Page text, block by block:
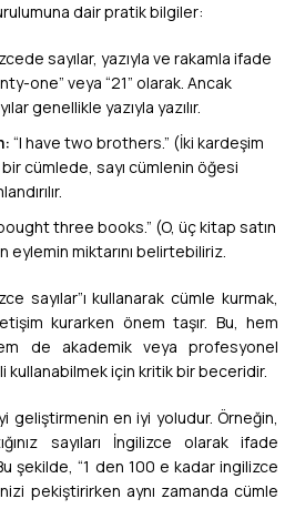
dair pratik bilgiler:
sayılar, yazıyla ve rakamla ifade
one” veya “21” olarak. Ancak
genellikle yazıyla yazılır.
“I have two brothers.” (İki kardeşim
cümlede, sayı cümlenin öğesi
three books.” (O, üç kitap satın
eylemin miktarını belirtebiliriz.
sayılar”ı kullanarak cümle kurmak,
kurarken önem taşır. Bu, hem
de akademik veya profesyonel
kullanabilmek için kritik bir beceridir.
geliştirmenin en iyi yoludur. Örneğin,
sayıları İngilizce olarak ifade
şekilde, “1 den 100 e kadar ingilizce
pekiştirirken aynı zamanda cümle